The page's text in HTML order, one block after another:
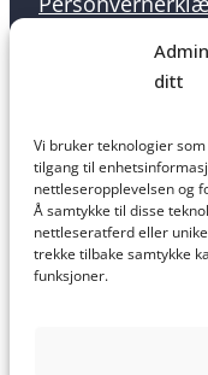
ditt
Vi bruker teknologier
tilgang til
nettleseropplevelsen og
Å samtykke til disse
nettleseratferd eller
trekke tilbake samtykke
funksjoner.
Salgsbetingelser